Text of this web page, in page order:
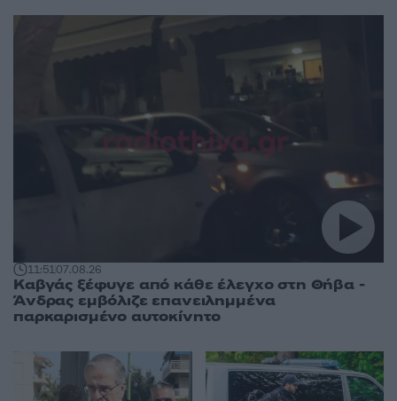
11:5107.08.26
Καβγάς ξέφυγε από κάθε έλεγχο στη Θήβα -
Άνδρας εμβόλιζε επανειλημμένα
παρκαρισμένο αυτοκίνητο